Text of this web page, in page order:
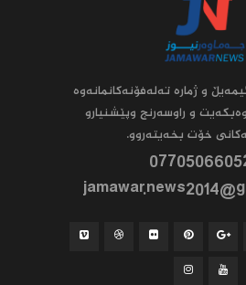
و ژماره‌ ته‌له‌فۆنه‌کانمانه‌وه‌
و راوسه‌رنج وپێشنیارو
خۆت بخه‌یته‌روو.